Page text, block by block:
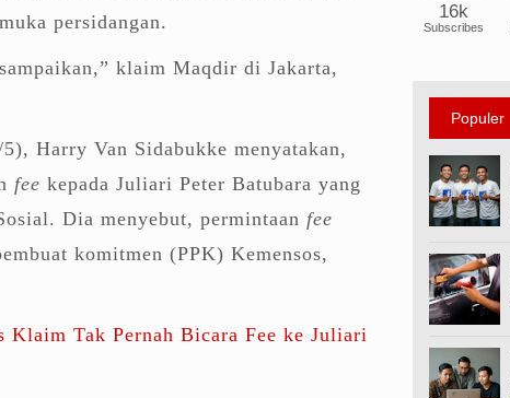
persidangan.
klaim Maqdir di Jakarta,
Harry Van Sidabukke menyatakan,
fee kepada Juliari Peter Batubara yang
Dia menyebut, permintaan fee
komitmen (PPK) Kemensos,
Klaim Tak Pernah Bicara Fee ke Juliari
16k
Subscribes
Populer